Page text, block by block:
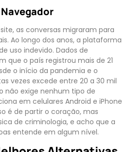
as conversas migraram para
Ao longo dos anos, a plataforma
uso indevido. Dados de
que o país registrou mais de 21
o início da pandemia e o
vezes excede entre 20 a 30 mil
não exige nenhum tipo de
em celulares Android e iPhone
é de partir o coração, mas
de criminologia, e acho que a
entende em algum nível.